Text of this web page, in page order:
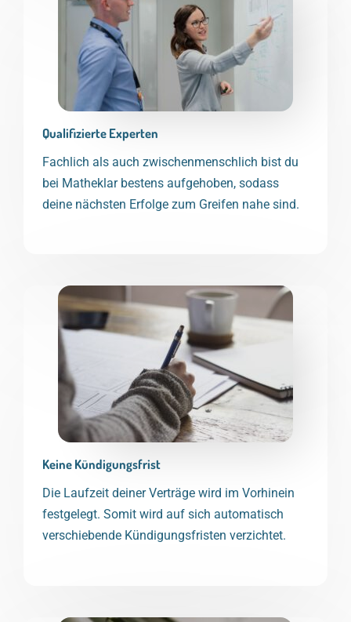
Qualifizierte Experten
Fachlich als auch zwischenmenschlich bist du
bei Matheklar bestens aufgehoben, sodass
deine nächsten Erfolge zum Greifen nahe sind.
Keine Kündigungsfrist
Die Laufzeit deiner Verträge wird im Vorhinein
festgelegt. Somit wird auf sich automatisch
verschiebende Kündigungsfristen verzichtet.